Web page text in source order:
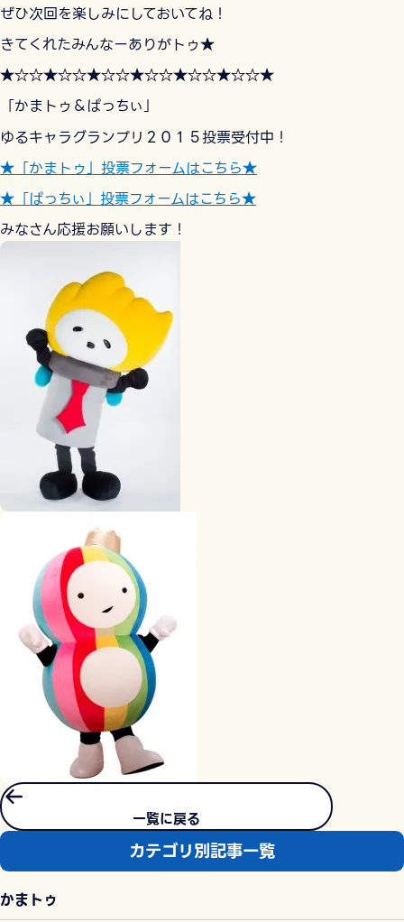
ぜひ次回を楽しみにしておいてね！
きてくれたみんなーありがトゥ★
★☆☆★☆☆★☆☆★☆☆★☆☆★☆☆★
「かまトゥ＆ぱっちぃ」
ゆるキャラグランプリ２０１５投票受付中！
★「かまトゥ」投票フォームはこちら★
★「ぱっちぃ」投票フォームはこちら★
みなさん応援お願いします！
一覧に戻る
カテゴリ別記事一覧
かまトゥ